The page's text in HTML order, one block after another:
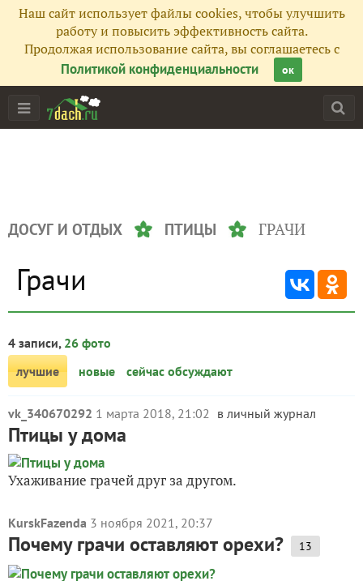
Наш сайт использует файлы cookies, чтобы улучшить
работу и повысить эффективность сайта.
Продолжая использование сайта, вы соглашаетесь с
Политикой конфиденциальности
ок
ДОСУГ И ОТДЫХ ПТИЦЫ ГРАЧИ
Грачи
4 записи, 26 фото
лучшие
новые сейчас обсуждают
vk_340670292 1 марта 2018, 21:02 в личный журнал
Птицы у дома
Ухаживание грачей друг за другом.
KurskFazenda 3 ноября 2021, 20:37
Почему грачи оставляют орехи? 13